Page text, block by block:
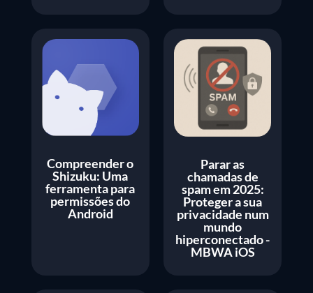
Compreender o
Shizuku: Uma
ferramenta para
permissões do
Android
Parar as
chamadas de
spam em 2025:
Proteger a sua
privacidade num
mundo
hiperconectado -
MBWA iOS